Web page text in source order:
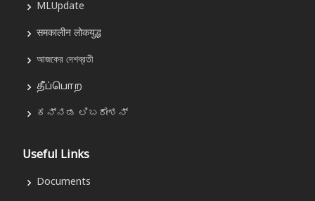
MLUpdate
समकालीन लोकयुद्ध
আজকের দেশব্রতী
தீப்பொற
ಕನ್ನಡ ಲಿಬರೇಶನ್
Useful Links
Documents